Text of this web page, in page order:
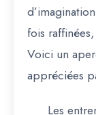
fois
Voici un
appréciées
Les